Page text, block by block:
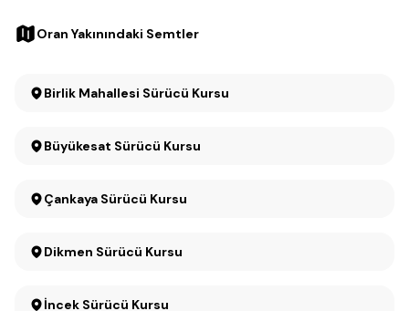
Oran Yakınındaki Semtler
Birlik Mahallesi Sürücü Kursu
Büyükesat Sürücü Kursu
Çankaya Sürücü Kursu
Dikmen Sürücü Kursu
İncek Sürücü Kursu